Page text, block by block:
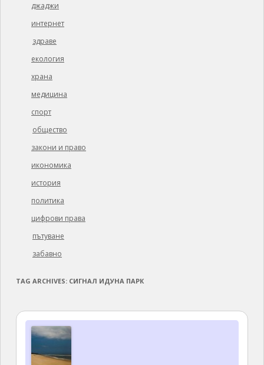
джаджи
интернет
здраве
екология
храна
медицина
спорт
общество
закони и право
икономика
история
политика
цифрови права
пътуване
забавно
TAG ARCHIVES: СИГНАЛ ИДУНА ПАРК